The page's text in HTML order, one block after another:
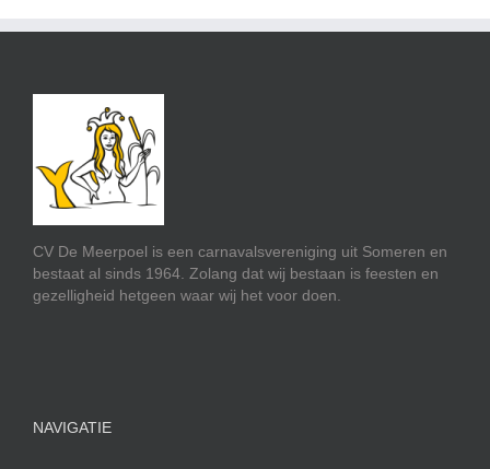
CV De Meerpoel is een carnavalsvereniging uit Someren en
bestaat al sinds 1964. Zolang dat wij bestaan is feesten en
gezelligheid hetgeen waar wij het voor doen.
NAVIGATIE